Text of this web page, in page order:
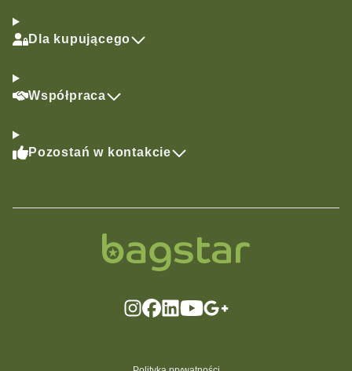
Dla kupującego
Współpraca
Pozostań w kontakcie